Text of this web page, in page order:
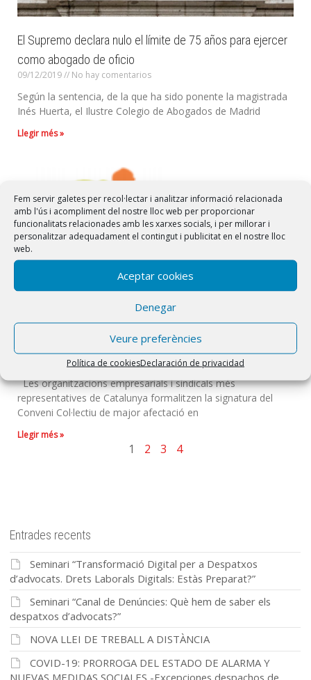
Fem servir galetes per recol·lectar i analitzar informació relacionada
amb l'ús i acompliment del nostre lloc web per proporcionar
funcionalitats relacionades amb les xarxes socials, i per millorar i
personalitzar adequadament el contingut i publicitat en el nostre lloc
web.
Aceptar cookies
Denegar
Veure preferències
Política de cookiesDeclaración de privacidad
El Supremo declara nulo el límite de 75 años para ejercer
como abogado de oficio
09/12/2019 No hay comentarios
Según la sentencia, de la que ha sido ponente la magistrada
Inés Huerta, el Ilustre Colegio de Abogados de Madrid
Llegir més »
Signatura del Conveni Col·lectiu d’Oficines i Despatxos de
Catalunya 2019-2021
No hay comentarios
Les organitzacions empresarials i sindicals més
representatives de Catalunya formalitzen la signatura del
Conveni Col·lectiu de major afectació en
Llegir més »
1 2 3 4
Entrades recents
Seminari “Transformació Digital per a Despatxos
d’advocats. Drets Laborals Digitals: Estàs Preparat?”
Seminari “Canal de Denúncies: Què hem de saber els
despatxos d’advocats?”
NOVA LLEI DE TREBALL A DISTÀNCIA
COVID-19: PRORROGA DEL ESTADO DE ALARMA Y